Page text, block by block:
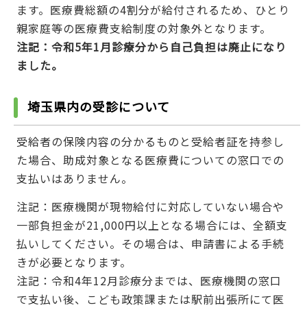
ます。医療費総額の4割分が給付されるため、ひとり
親家庭等の医療費支給制度の対象外となります。
注記：令和5年1月診療分から自己負担は廃止になり
ました。
埼玉県内の受診について
受給者の保険内容の分かるものと受給者証を持参し
た場合、助成対象となる医療費についての窓口での
支払いはありません。
注記：医療機関が現物給付に対応していない場合や
一部負担金が21,000円以上となる場合には、全額支
払いしてください。その場合は、申請書による手続
きが必要となります。
注記：令和4年12月診療分までは、医療機関の窓口
で支払い後、こども政策課または駅前出張所にて医